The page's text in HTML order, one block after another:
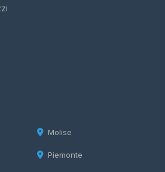
Molise
Piemonte